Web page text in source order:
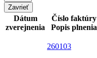
Zavrieť
Dátum
zverejnenia
Číslo faktúry
Popis plnenia
260103